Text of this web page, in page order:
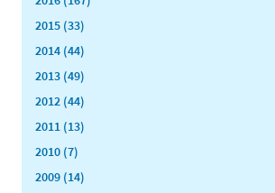
2015 (33)
2014 (44)
2013 (49)
2012 (44)
2011 (13)
2010 (7)
2009 (14)